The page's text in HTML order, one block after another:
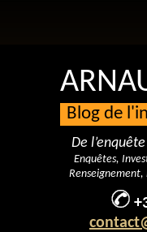
Blog de
De
Enquêtes,
Renseignement,